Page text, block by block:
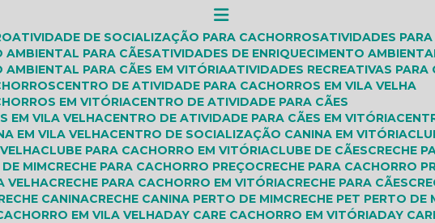
ATIVIDADE DE SOCIALIZAÇÃO PARA CACHORROS
ATIVIDADES
AMBIENTAL PARA CÃES
ATIVIDADES DE ENRIQUECIMENTO
AMBIENTAL PARA CÃES EM VITÓRIA
ATIVIDADES RECREATIVAS
CENTRO DE ATIVIDADE PARA CACHORROS EM VILA VELHA
EM VITÓRIA
CENTRO DE ATIVIDADE PARA CÃES
EM VILA VELHA
CENTRO DE ATIVIDADE PARA CÃES EM VITÓRIA
EM VILA VELHA
CENTRO DE SOCIALIZAÇÃO CANINA EM VITÓRIA
CLUBE PARA CACHORRO EM VITÓRIA CLUBE DE CÃES
CRECHE
DE MIM
CRECHE PARA CACHORRO PREÇO
CRECHE PARA CACHORRO
VELHA
CRECHE PARA CACHORRO EM VITÓRIA CRECHE PARA CÃES
CANINA CRECHE CANINA PERTO DE MIM CRECHE PET PERTO DE
EM VILA VELHA DAY CARE CACHORRO EM VITÓRIA DAY